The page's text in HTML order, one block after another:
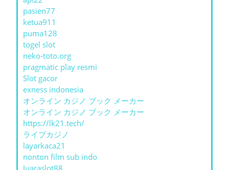
pasien77
ketua911
puma128
togel slot
neko-toto.org
pragmatic play resmi
Slot gacor
exness indonesia
オンライン カジノ ブック メーカー
オンライン カジノ ブック メーカー
https://lk21.tech/
ライブカジノ
layarkaca21
nonton film sub indo